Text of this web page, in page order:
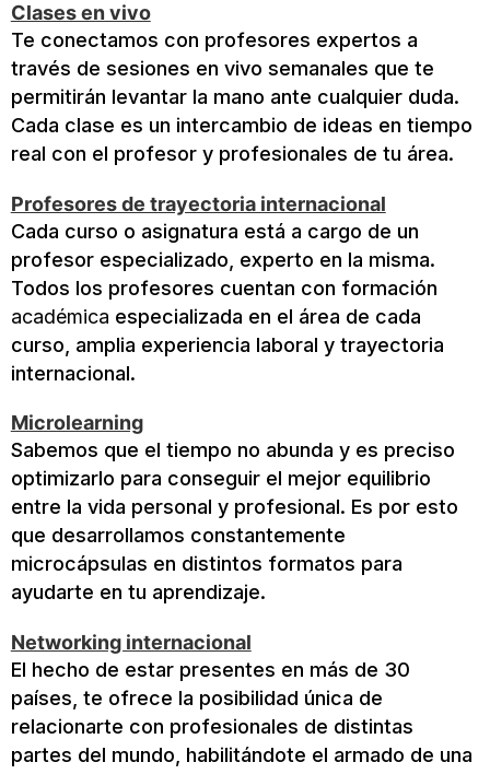
Clases en vivo
Te conectamos con profesores expertos a
través de sesiones en vivo semanales que te
permitirán levantar la mano ante cualquier duda.
Cada clase es un intercambio de ideas en tiempo
real con el profesor y profesionales de tu área.
Profesores de trayectoria internacional
Cada curso o asignatura está a cargo de un
profesor especializado, experto en la misma.
Todos los profesores cuentan con formación
académica especializada en el área de cada
curso, amplia experiencia laboral y trayectoria
internacional.
Microlearning
Sabemos que el tiempo no abunda y es preciso
optimizarlo para conseguir el mejor equilibrio
entre la vida personal y profesional. Es por esto
que desarrollamos constantemente
microcápsulas en distintos formatos para
ayudarte en tu aprendizaje.
Networking internacional
El hecho de estar presentes en más de 30
países, te ofrece la posibilidad única de
relacionarte con profesionales de distintas
partes del mundo, habilitándote el armado de una